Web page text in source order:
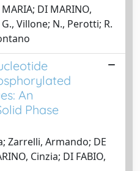
DI MARINO,
Villone; N., Perotti; R.
An
Phase
Zarrelli, Armando; DE
Cinzia; DI FABIO,